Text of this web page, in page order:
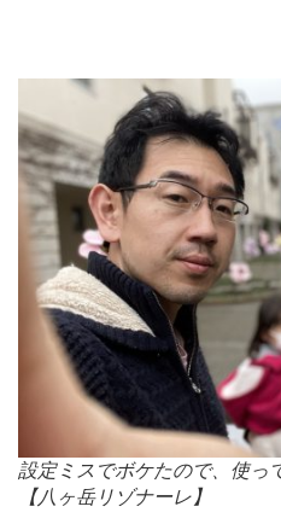
設定ミスでボケたので、使っ
【八ヶ岳リゾナーレ】